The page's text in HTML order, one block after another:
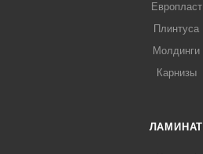
Европласт
Плинтуса
Молдинги
Карнизы
ЛАМИНАТ